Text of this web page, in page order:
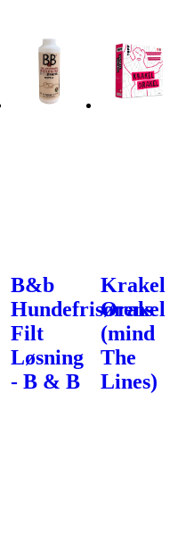
B&b
Hundefrisørens
Filt
Løsning
- B & B
Krakel
Orakel
(mind
The
Lines)